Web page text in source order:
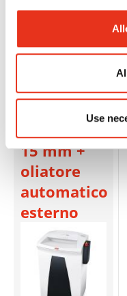
Use
HSM
15 mm +
oliatore
automatico
esterno